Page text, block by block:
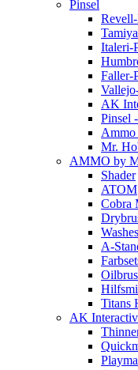
Pinsel
Italeri-
Faller-
AK
Pinsel
Mr.
AMMO by
Shader
ATOM
Cobra
A-
Titans
AK